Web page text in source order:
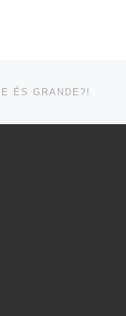
ÉS GRANDE?!